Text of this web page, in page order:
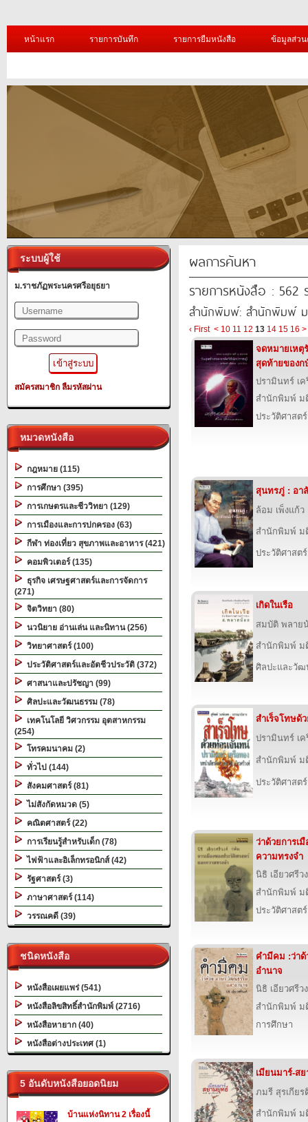
หน้าแรก รายการบันทึก รายการยืมหนังสือ ข้อมูลส่ว
ระบบผู้ใช้
ม.ราชภัฏพระนครศรีอยุธยา
สมัครสมาชิก ลืมรหัสผ่าน
หมวดหนังสือ
กฎหมาย (115)
การศึกษา (395)
การเกษตรและชีววิทยา (129)
การเมืองและการปกครอง (63)
กีฬา ท่องเที่ยว สุขภาพและอาหาร (421)
คอมพิวเตอร์ (135)
ธุรกิจ เศรษฐศาสตร์และการจัดการ
(271)
จิตวิทยา (80)
นวนิยาย อ่านเล่น และนิทาน (256)
วิทยาศาสตร์ (100)
ประวัติศาสตร์และอัตชีวประวัติ (372)
ศาสนาและปรัชญา (99)
ศิลปะและวัฒนธรรม (78)
เทคโนโลยี วิศวกรรม อุตสาหกรรม
(254)
โทรคมนาคม (2)
ทั่วไป (144)
สังคมศาสตร์ (81)
ไม่สังกัดหมวด (5)
คณิตศาสตร์ (22)
การเรียนรู้สำหรับเด็ก (78)
ไฟฟ้าและอิเล็กทรอนิกส์ (42)
รัฐศาสตร์ (3)
ภาษาศาสตร์ (114)
วรรณคดี (39)
ชนิดหนังสือ
หนังสือเผยแพร่ (541)
หนังสือลิขสิทธิ์สำนักพิมพ์ (2716)
หนังสือหายาก (40)
หนังสือต่างประเทศ (1)
5 อันดับหนังสือยอดนิยม
บ้านแห่งนิทาน 2 เรื่องนี้
ผลการค้นหา
รายการหนังสือ : 562
สำนักพิมพ์: สำนักพิมพ์
‹ First < 10 11 12 13 14 15 16 >
จดหมายเหตุ
สุดท้ายของ
ปรามินทร์ เ
สำนักพิมพ์ ม
ประวัติศาสต
สุนทรภู่ : อา
ล้อม เพ็งแก้ว
สำนักพิมพ์ ม
ประวัติศาสต
เกิดในเรือ
สมบัติ พลาย
สำนักพิมพ์ ม
ศิลปะและวัฒ
สำเร็จโทษด้
ปรามินทร์ เค
สำนักพิมพ์ ม
ประวัติศาสต
ว่าด้วยการเ
ความทรงจำ
นิธิ เอียวศรีว
สำนักพิมพ์ ม
ประวัติศาสต
คำมีคม :ว่า
อำนาจ
นิธิ เอียวศรีว
สำนักพิมพ์ ม
การศึกษา
เมียนมาร์-ส
ภมรี สุรเกียร
สำนักพิมพ์ ม